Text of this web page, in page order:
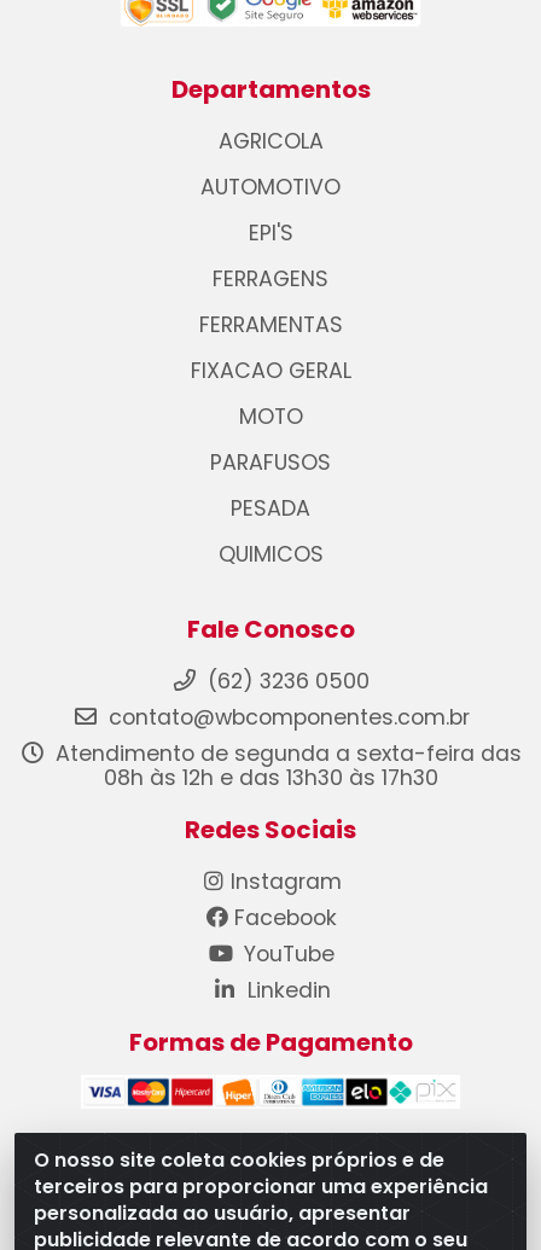
O nosso site coleta cookies próprios e de
terceiros para proporcionar uma experiência
personalizada ao usuário, apresentar
publicidade relevante de acordo com o seu
Departamentos
AGRICOLA
AUTOMOTIVO
EPI'S
FERRAGENS
FERRAMENTAS
FIXACAO GERAL
MOTO
PARAFUSOS
PESADA
QUIMICOS
Fale Conosco
(62) 3236 0500
contato@wbcomponentes.com.br
Atendimento de segunda a sexta-feira das
08h às 12h e das 13h30 às 17h30
Redes Sociais
Instagram
Facebook
YouTube
Linkedin
Formas de Pagamento
WB Componentes Automotivos LTDA - CNPJ
08.528.393/0001-12 - Rua do Níquel, 667 - Parque
Oeste Industrial, Goiânia/GO - CEP 74375-660